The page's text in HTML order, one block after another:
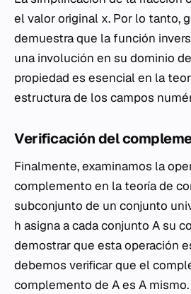
el valor original x. Por lo tanto,
demuestra que la función
una involución en su dominio
propiedad es esencial en la
estructura de los campos
Verificación del
Finalmente, examinamos la
complemento en la teoría de
subconjunto de un conjunto
h asigna a cada conjunto A su
demostrar que esta operación
debemos verificar que el
complemento de A es A